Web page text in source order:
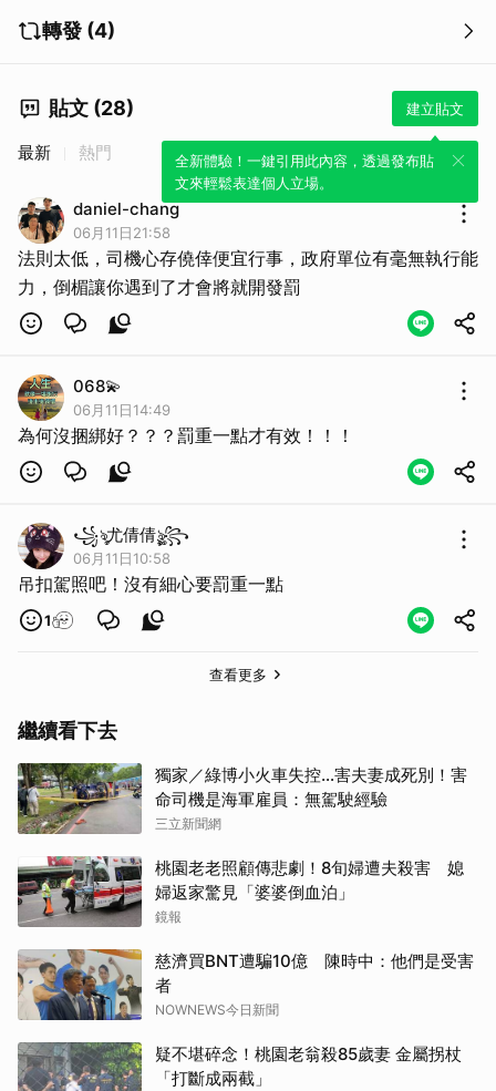
轉發 (4)
貼文 (28) 建立貼文
全新體驗！一鍵引用此內容，透過發布貼
文來輕鬆表達個人立場。
最新 熱門
daniel-chang
06月11日21:58
法則太低，司機心存僥倖便宜行事，政府單位有毫無執行能
力，倒楣讓你遇到了才會將就開發罰
068💫
06月11日14:49
為何沒捆綁好？？？罰重一點才有效！！！
꧁ৡ尤倩倩ৡৢৢ꧂
06月11日10:58
吊扣駕照吧！沒有細心要罰重一點
1
查看更多
繼續看下去
獨家／綠博小火車失控…害夫妻成死別！害
命司機是海軍雇員：無駕駛經驗
三立新聞網
桃園老老照顧傳悲劇！8旬婦遭夫殺害 媳
婦返家驚見「婆婆倒血泊」
鏡報
慈濟買BNT遭騙10億 陳時中：他們是受害
者
NOWNEWS今日新聞
疑不堪碎念！桃園老翁殺85歲妻 金屬拐杖
「打斷成兩截」
取消